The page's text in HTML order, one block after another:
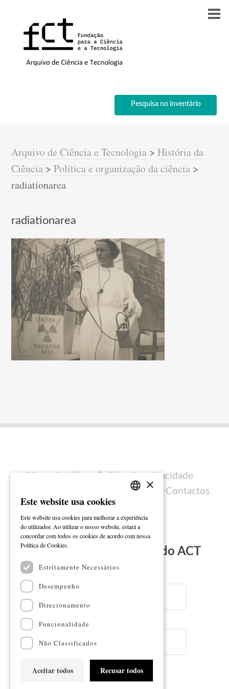
Pesquisa no inventário
Arquivo de Ciência e Tecnologia >História da
Ciência >Política e organização da ciência >
radiationarea
radiationarea
Mapa do sítio
Política de privacidade
Ficha técnica Contactos
Subscreva a Newsletter do ACT
Subscrever
ENGLISH
×
Este website usa cookies
Este website usa cookies para melhorar a experiência
do utilizador. Ao utilizar o nosso website, estará a
concordar com todos os cookies de acordo com nossa
Política de Cookies.
Estritamente Necessários
Desempenho
Direcionamento
Funcionalidade
Não Classificados
Aceitar todos Recusar todos